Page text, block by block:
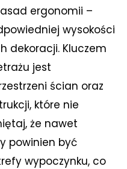
ergonomii –
wysokości
dekoracji. Kluczem
jest
ścian oraz
które nie
że nawet
powinien być
wypoczynku, co